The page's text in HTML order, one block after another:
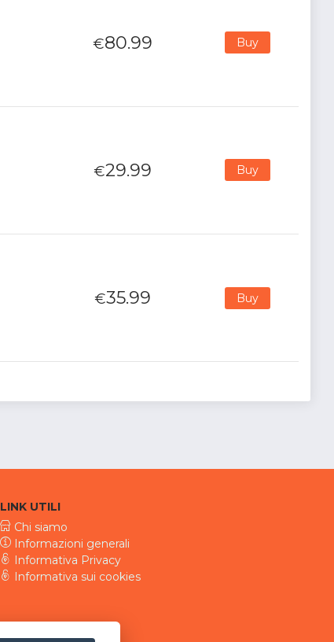
€80.99 Buy
€29.99 Buy
€35.99 Buy
LINK UTILI
Chi siamo
Informazioni generali
Informativa Privacy
Informativa sui cookies